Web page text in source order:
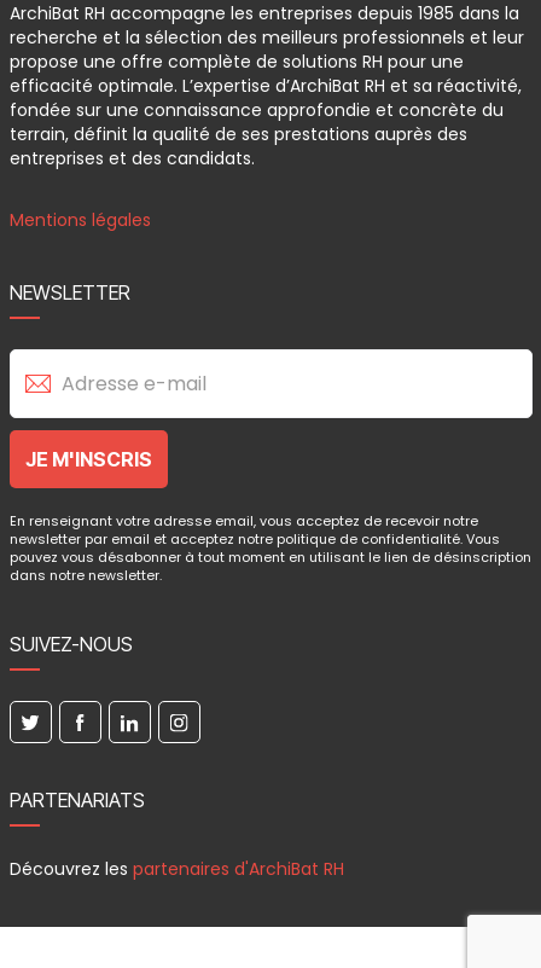
ArchiBat RH accompagne les entreprises depuis 1985 dans la
recherche et la sélection des meilleurs professionnels et leur
propose une offre complète de solutions RH pour une
efficacité optimale. L’expertise d’ArchiBat RH et sa réactivité,
fondée sur une connaissance approfondie et concrète du
terrain, définit la qualité de ses prestations auprès des
entreprises et des candidats.
Mentions légales
NEWSLETTER
En renseignant votre adresse email, vous acceptez de recevoir notre
newsletter par email et acceptez notre politique de confidentialité. Vous
pouvez vous désabonner à tout moment en utilisant le lien de désinscription
dans notre newsletter.
SUIVEZ-NOUS
PARTENARIATS
Découvrez les partenaires d'ArchiBat RH